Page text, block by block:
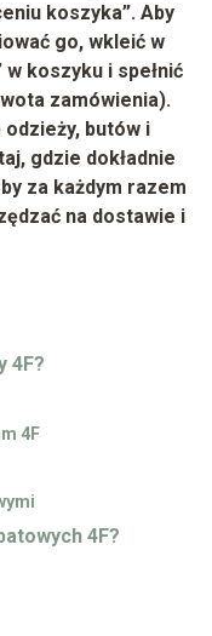
koszyka”. Aby
go, wkleić w
koszyku i spełnić
zamówienia).
butów i
gdzie dokładnie
za każdym razem
na dostawie i
4F?
4F
4F?